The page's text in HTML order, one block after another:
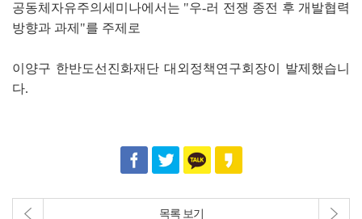
공동체자유주의세미나에서는 "우-러 전쟁 종전 후 개발협력
방향과 과제 "를 주제로
이양구 한반도선진화재단 대외정책연구회장이 발제했습니
다.
목록 보기